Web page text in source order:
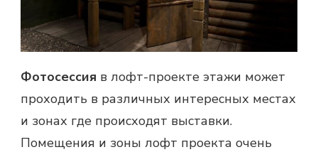
Фотосессия в лофт-проекте этажи может
проходить в различных интересных местах
и зонах где происходят выставки.
Помещения и зоны лофт проекта очень